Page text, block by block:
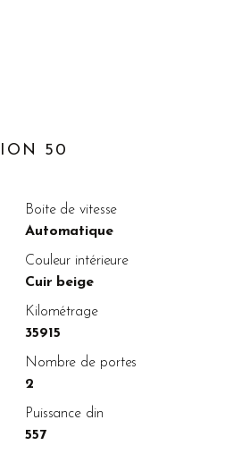
50
Boite de vitesse
Automatique
Couleur intérieure
Cuir beige
Kilométrage
35915
Nombre de portes
2
Puissance din
557